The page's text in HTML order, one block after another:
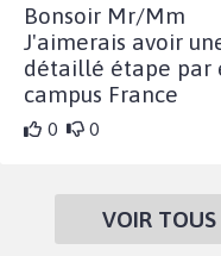
Bonsoir Mr/Mm
J'aimerais avoir
détaillé étape par
campus France
0 0
VOIR TOUS